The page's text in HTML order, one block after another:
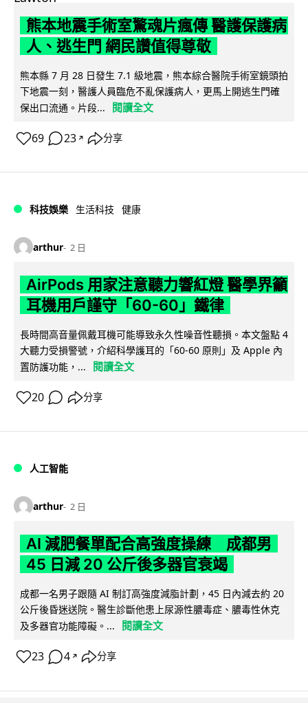
熊本地震手術室驚魂片瘋傳 醫護保護病
人、逃生門 網民讚值得尊敬
熊本縣 7 月 28 日發生 7.1 級地震，熊本綜合醫院手術室鏡頭拍
下地震一刻，醫護人員臨危不亂保護病人，更馬上開逃生門確
保出口流通。片段...
閱讀全文
69 23 ↗ 分享
科技娛樂 生活科技 健康
arthur 2 日
AirPods 用家注意聽力響紅燈 醫學界籲
耳機用戶謹守「60-60」鐵律
長時間高音量佩戴耳機可能導致永久性噪音性聽損。本文盤點 4
大聽力受損警號，介紹科學護耳的「60-60 原則」及 Apple 內
置防護功能，...
閱讀全文
20 分享
人工智能
arthur 2 日
AI 減肥餐單配合高強度操練 成都男
45 日減 20 公斤後多器官衰竭
成都一名男子跟隨 AI 制訂高強度減脂計劃，45 日內減去約 20
公斤後昏迷送院。醫生診斷他患上尿源性膿毒症、膿毒性休克
及多器官功能障礙。...
閱讀全文
23 4 ↗ 分享